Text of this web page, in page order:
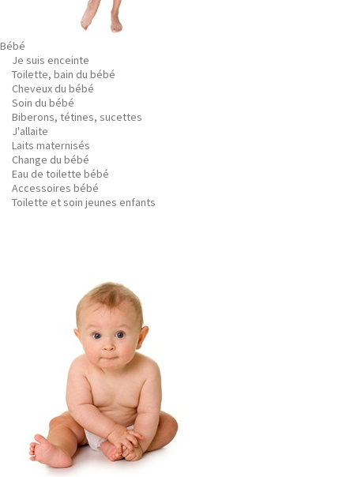
Bébé
Je suis enceinte
Toilette, bain du bébé
Cheveux du bébé
Soin du bébé
Biberons, tétines, sucettes
J'allaite
Laits maternisés
Change du bébé
Eau de toilette bébé
Accessoires bébé
Toilette et soin jeunes enfants